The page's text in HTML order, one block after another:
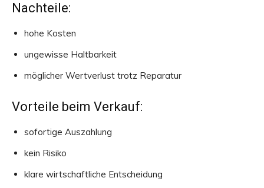
Nachteile:
hohe Kosten
ungewisse Haltbarkeit
möglicher Wertverlust trotz Reparatur
Vorteile beim Verkauf:
sofortige Auszahlung
kein Risiko
klare wirtschaftliche Entscheidung